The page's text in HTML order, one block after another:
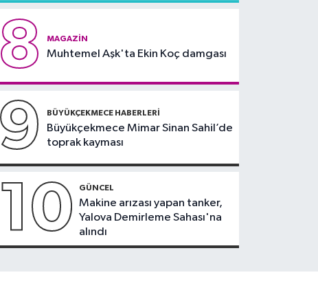
8 MAGAZIN
Muhtemel Aşk'ta Ekin Koç damgası
9 BÜYÜKÇEKMECE HABERLERI
Büyükçekmece Mimar Sinan Sahil’de
toprak kayması
10 GÜNCEL
Makine arızası yapan tanker,
Yalova Demirleme Sahası'na
alındı